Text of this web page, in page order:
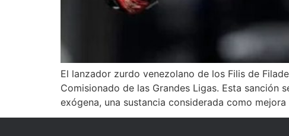
El lanzador zurdo venezolano de los Filis de
Comisionado de las Grandes Ligas. Esta
exógena, una sustancia considerada como